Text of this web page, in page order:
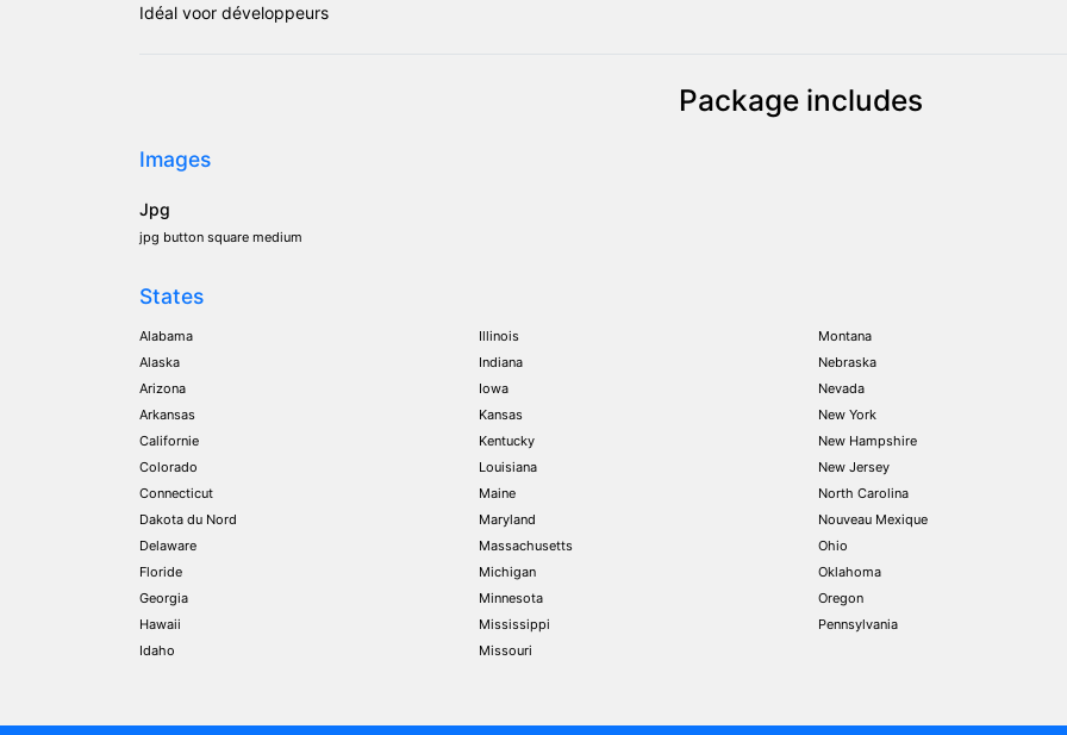
Idéal voor développeurs
Package includes
Images
Jpg
jpg button square medium
States
Alabama
Alaska
Arizona
Arkansas
Californie
Colorado
Connecticut
Dakota du Nord
Delaware
Floride
Georgia
Hawaii
Idaho
Illinois
Indiana
Iowa
Kansas
Kentucky
Louisiana
Maine
Maryland
Massachusetts
Michigan
Minnesota
Mississippi
Missouri
Montana
Nebraska
Nevada
New York
New Hampshire
New Jersey
North Carolina
Nouveau Mexique
Ohio
Oklahoma
Oregon
Pennsylvania